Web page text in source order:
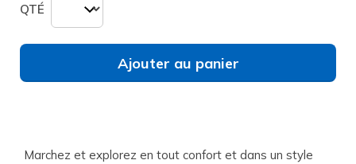
QTÉ
Ajouter au panier
Marchez et explorez en tout confort et dans un style